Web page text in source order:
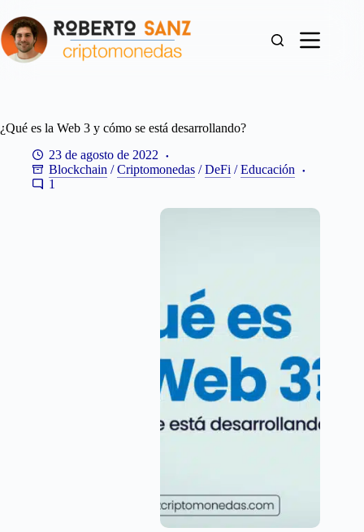
al
contenido
¿Qué es la Web 3 y cómo se está desarrollando?
23 de agosto de 2022
Blockchain /Criptomonedas /DeFi /Educación
1